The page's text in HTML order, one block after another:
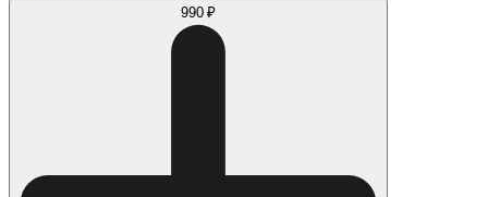
990 ₽